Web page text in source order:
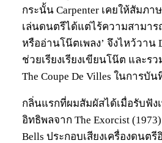
กระนั้น Carpenter เคยให้สัมภ
เล่นดนตรีได้แต่ไร้ความสามา
หรืออ่านโน๊ตเพลง’ จึงไหว้วาน
ช่วยเรียงเรียงเขียนโน๊ต และร
The Coupe De Villes ในการบั
กลิ่นแรกที่ผมสัมผัสได้เมื่อรับฟัง
อิทธิพลจาก The Exorcist
Bells ประกอบเสียงเครื่องดนตรี